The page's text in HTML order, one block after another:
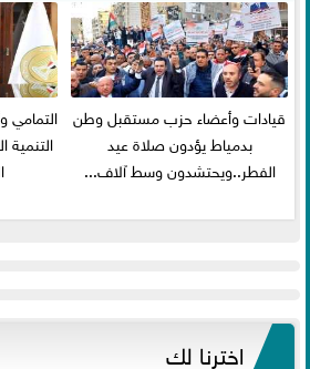
قيادات وأعضاء حزب مستقبل وطن
بدمياط يؤدون صلاة عيد
الفطر..ويحتشدون وسط آلاف...
التمامي
اخترنا لك